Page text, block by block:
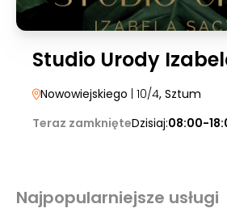
Studio Urody
Nowowiejskiego | 10/4, Sztum
Teraz zamknięteDzisiaj:08:00-
Najpopularniejsze usługi